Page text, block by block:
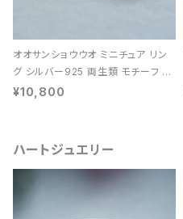
オオサンショウウオ ミニチュア リン
グ シルバー925 両生類 モチーフ レ
ディース ユニセックス
¥10,800
ハートジュエリー